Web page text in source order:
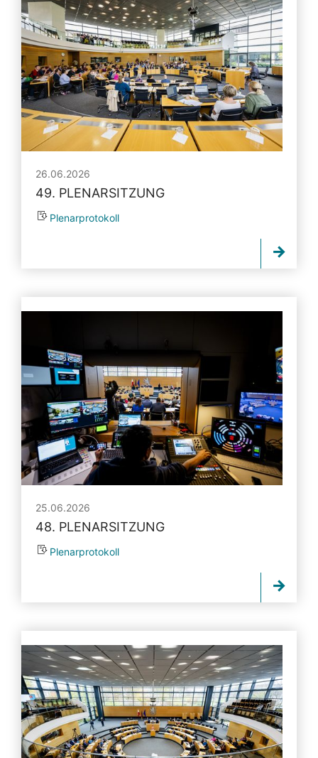
26.06.2026
49. PLENARSITZUNG
Plenarprotokoll
25.06.2026
48. PLENARSITZUNG
Plenarprotokoll